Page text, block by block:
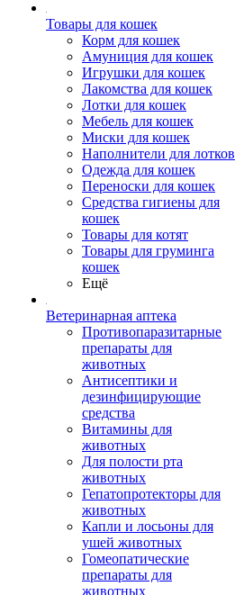
Товары для кошек
Корм для кошек
Амуниция для кошек
Игрушки для кошек
Лакомства для кошек
Лотки для кошек
Мебель для кошек
Миски для кошек
Наполнители для лотков
Одежда для кошек
Переноски для кошек
Средства гигиены для
кошек
Товары для котят
Товары для груминга
кошек
Ещё
Ветеринарная аптека
Противопаразитарные
препараты для
животных
Антисептики и
дезинфицирующие
средства
Витамины для
животных
Для полости рта
животных
Гепатопротекторы для
животных
Капли и лосьоны для
ушей животных
Гомеопатические
препараты для
животных